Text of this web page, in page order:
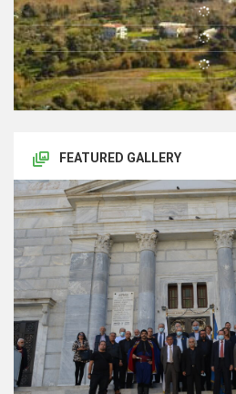
FEATURED GALLERY